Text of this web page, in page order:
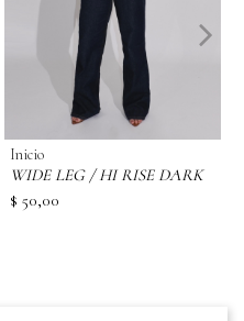
Inicio
WIDE LEG / HI RISE DARK
$ 50,00